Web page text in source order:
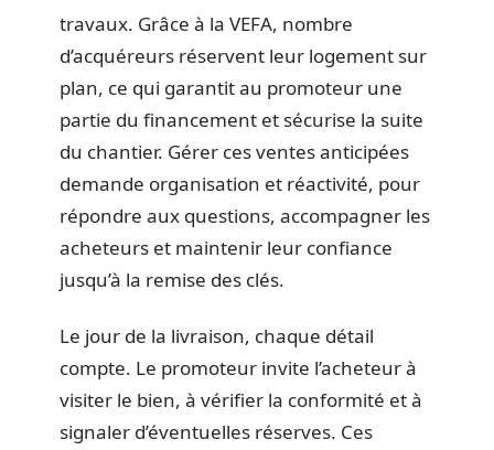
travaux. Grâce à la VEFA, nombre
d’acquéreurs réservent leur logement sur
plan, ce qui garantit au promoteur une
partie du financement et sécurise la suite
du chantier. Gérer ces ventes anticipées
demande organisation et réactivité, pour
répondre aux questions, accompagner les
acheteurs et maintenir leur confiance
jusqu’à la remise des clés.
Le jour de la livraison, chaque détail
compte. Le promoteur invite l’acheteur à
visiter le bien, à vérifier la conformité et à
signaler d’éventuelles réserves. Ces